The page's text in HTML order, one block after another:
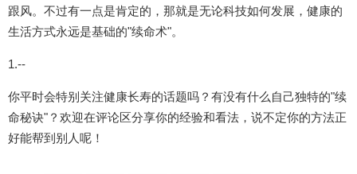
跟风。不过有一点是肯定的，那就是无论科技如何发展，健康的
生活方式永远是基础的"续命术"。
1.--
你平时会特别关注健康长寿的话题吗？有没有什么自己独特的"续
命秘诀"？欢迎在评论区分享你的经验和看法，说不定你的方法正
好能帮到别人呢！